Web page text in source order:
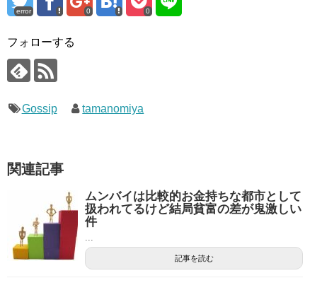
error 0 0
フォローする
Gossip tamanomiya
関連記事
ムンバイは比較的お金持ちな都市として
扱われてるけど結局貧富の差が鬼激しい
件
...
記事を読む